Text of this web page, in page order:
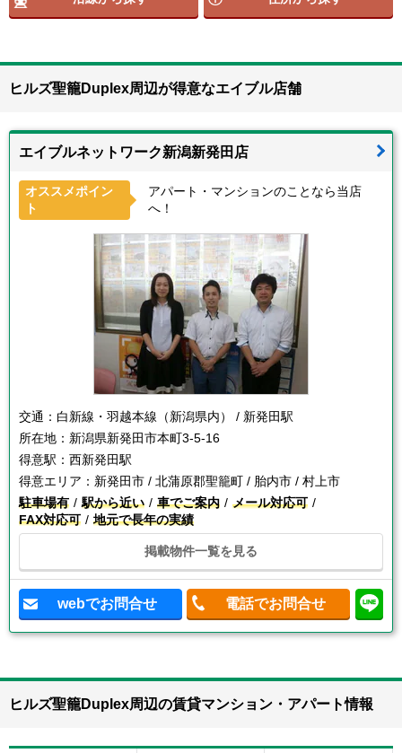
ヒルズ聖籠Duplex周辺が得意なエイブル店舗
エイブルネットワーク新潟新発田店
オススメポイン
ト
アパート・マンションのことなら当店
へ！
交通： 白新線・羽越本線（新潟県内） / 新発田駅
所在地： 新潟県新発田市本町3-5-16
得意駅： 西新発田駅
得意エリア： 新発田市 / 北蒲原郡聖籠町 / 胎内市 / 村上市
駐車場有
駅から近い 車でご案内
メール対応可
FAX対応可
地元で長年の実績
掲載物件一覧を見る
webでお問合せ 電話でお問合せ
ヒルズ聖籠Duplex周辺の賃貸マンション・アパート情報